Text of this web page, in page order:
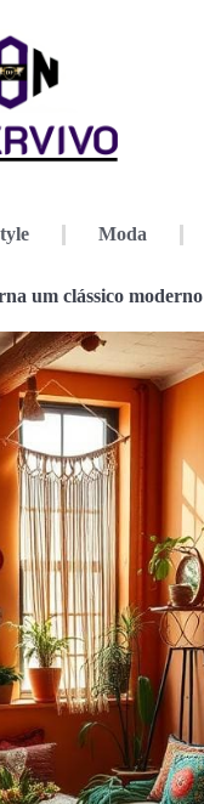
Moda
um clássico moderno